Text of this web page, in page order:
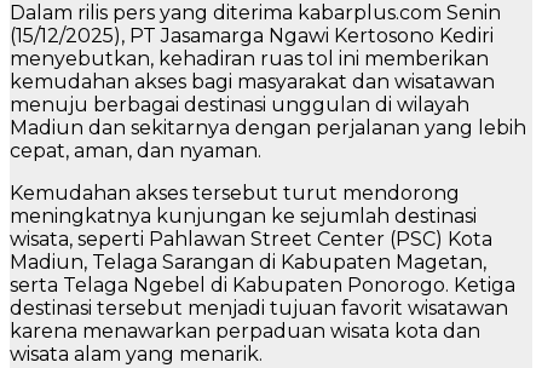
Dalam rilis pers yang diterima kabarplus.com Senin
(15/12/2025), PT Jasamarga Ngawi Kertosono Kediri
menyebutkan, kehadiran ruas tol ini memberikan
kemudahan akses bagi masyarakat dan wisatawan
menuju berbagai destinasi unggulan di wilayah
Madiun dan sekitarnya dengan perjalanan yang lebih
cepat, aman, dan nyaman.
Kemudahan akses tersebut turut mendorong
meningkatnya kunjungan ke sejumlah destinasi
wisata, seperti Pahlawan Street Center (PSC) Kota
Madiun, Telaga Sarangan di Kabupaten Magetan,
serta Telaga Ngebel di Kabupaten Ponorogo. Ketiga
destinasi tersebut menjadi tujuan favorit wisatawan
karena menawarkan perpaduan wisata kota dan
wisata alam yang menarik.